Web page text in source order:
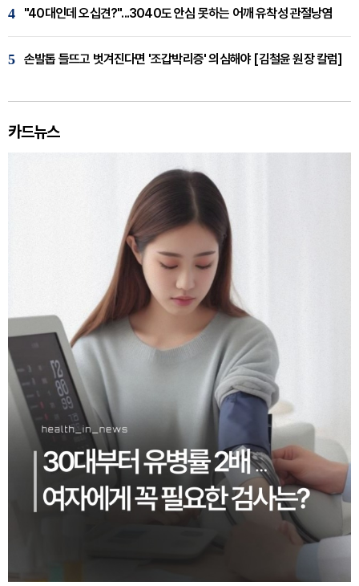
4 "40대인데 오십견?"...3040도 안심 못하는 어깨 유착성 관절낭염
5 손발톱 들뜨고 벗겨진다면 '조갑박리증' 의심해야 [김철윤 원장 칼럼]
카드뉴스